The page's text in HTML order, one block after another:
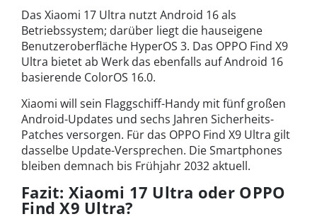
Das Xiaomi 17 Ultra nutzt Android 16 als
Betriebssystem; darüber liegt die hauseigene
Benutzeroberfläche HyperOS 3. Das OPPO Find X9
Ultra bietet ab Werk das ebenfalls auf Android 16
basierende ColorOS 16.0.
Xiaomi will sein Flaggschiff-Handy mit fünf großen
Android-Updates und sechs Jahren Sicherheits-
Patches versorgen. Für das OPPO Find X9 Ultra gilt
dasselbe Update-Versprechen. Die Smartphones
bleiben demnach bis Frühjahr 2032 aktuell.
Fazit: Xiaomi 17 Ultra oder OPPO
Find X9 Ultra?